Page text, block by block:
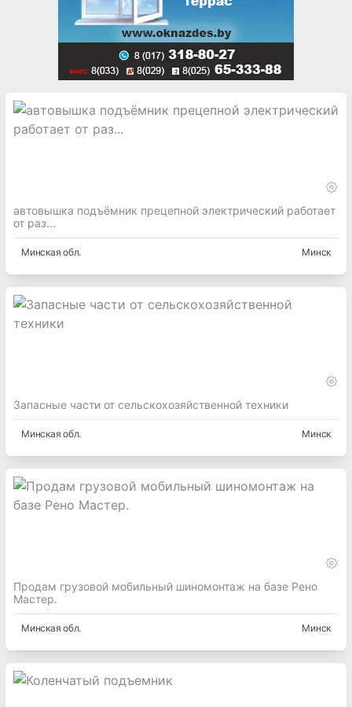
автовышка подъёмник прецепной электрический работает
от раз...
Минская обл. Минск
Запасные части от сельскохозяйственной техники
Минская обл. Минск
Продам грузовой мобильный шиномонтаж на базе Рено
Мастер.
Минская обл. Минск